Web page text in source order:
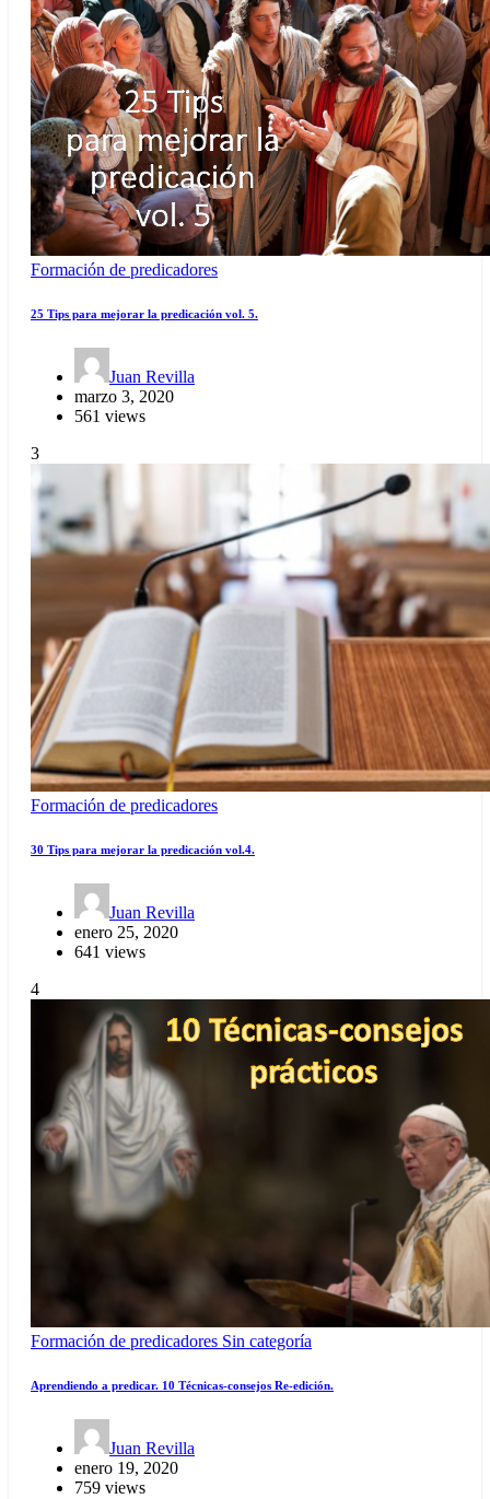
Formación de predicadores
25 Tips para mejorar la predicación vol. 5.
Juan Revilla
marzo 3, 2020
561 views
3
Formación de predicadores
30 Tips para mejorar la predicación vol.4.
Juan Revilla
enero 25, 2020
641 views
4
Formación de predicadores Sin categoría
Aprendiendo a predicar. 10 Técnicas-consejos Re-edición.
Juan Revilla
enero 19, 2020
759 views